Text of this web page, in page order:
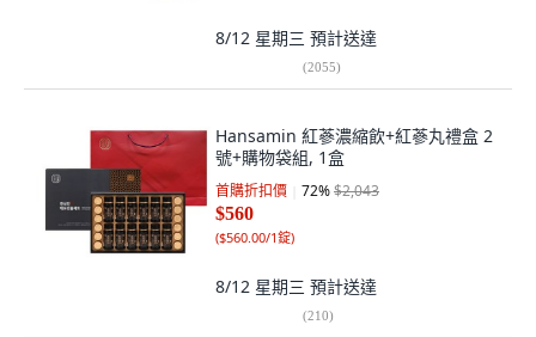
8/12 星期三 預計送達
(2055)
Hansamin 紅蔘濃縮飲+紅蔘丸禮盒 2
號+購物袋組, 1盒
首購折扣價 72%$2,043
$560
($560.00/1錠)
8/12 星期三 預計送達
(210)